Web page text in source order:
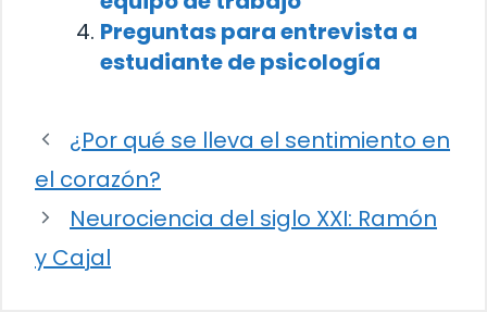
Preguntas para entrevista a
estudiante de psicología
¿Por qué se lleva el sentimiento en
el corazón?
Neurociencia del siglo XXI: Ramón
y Cajal